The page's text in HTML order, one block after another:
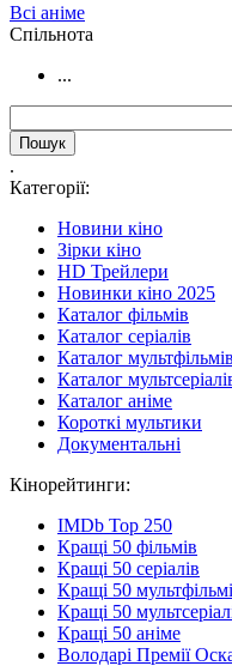
Всі аніме
Cпільнота
...
.
Категорії:
Новини кіно
Зірки кіно
HD Трейлери
Новинки кіно 2025
Каталог фільмів
Каталог серіалів
Каталог мультфільмів
Каталог
Каталог аніме
Короткі мультики
Документальні
Кінорейтинги:
IMDb Top 250
Кращі 50 фільмів
Кращі 50 серіалів
Кращі 50
Кращі 50
Кращі 50 аніме
Володарі Премії